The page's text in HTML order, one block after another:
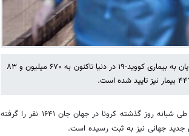
ایسنا نوشت: بنابر جدیدترین آمار جهانی کرونا، مجموع مبتلایان به بیماری کووید-۱۹ در دنیا تاکنون به ۶۷۰ میلیون و ۸۳
بر اساس آمار رسمی ارائه شده در جدول جهانی "ورلداُمتر"، طی شبانه روز گذشته کرونا در جهان جان ۱۶۴۱ نفر را گرفته